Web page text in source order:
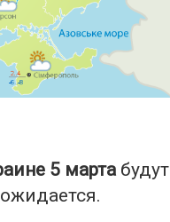
5 мартабудут